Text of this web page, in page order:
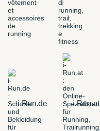
i-Run.de i-Run.at